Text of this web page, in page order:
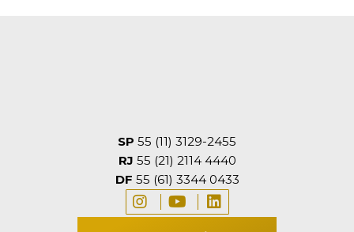
SP 55 (11) 3129-2455
RJ 55 (21) 2114 4440
DF 55 (61) 3344 0433